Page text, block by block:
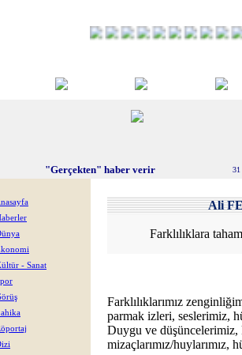
"Gerçekten" haber verir 31
- Sanat
Ali
Farklılıklara
Farklılıklarımız
parmak izleri, seslerimiz,
Duygu ve
mizaçlarımız/huylarımız,